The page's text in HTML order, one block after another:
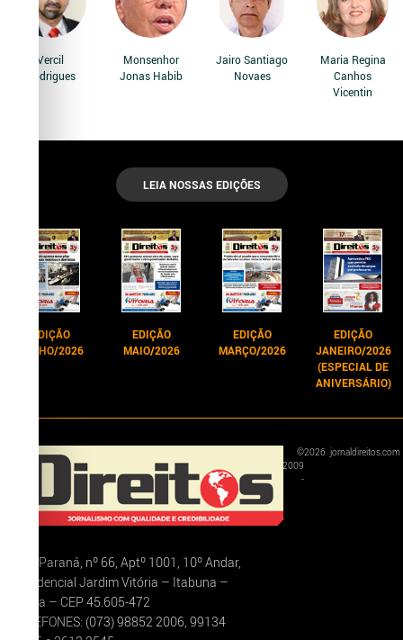
Vercil
Rodrigues
Monsenhor
Jonas Habib
Jairo Santiago
Novaes
Maria Regina
Canhos
Vicentin
LEIA NOSSAS EDIÇÕES
EDIÇÃO
JUNHO/2026
EDIÇÃO
MAIO/2026
EDIÇÃO
MARÇO/2026
EDIÇÃO
JANEIRO/2026
(ESPECIAL DE
ANIVERSÁRIO)
Rua Paraná, nº 66, Aptº 1001, 10º Andar,
Residencial Jardim Vitória – Itabuna –
Bahia – CEP 45.605-472
TELEFONES: (073) 98852 2006, 99134
©
2009
-
2026 jornaldireitos.com